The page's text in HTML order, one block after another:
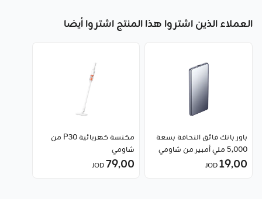
العملاء الذين اشتروا هذا المنتج اشتروا أيضا
باور بانك فائق النحافة بسعة
5,000 ملي أمبير من شاومي
(إصدار GL)
19٫00
مكنسة كهربائية P30 من
شاومي
79٫00